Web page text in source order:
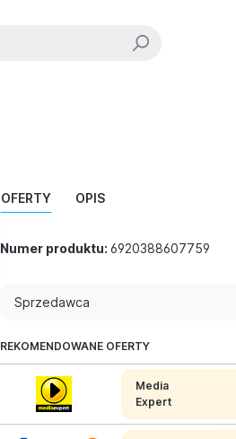
OFERTY OPIS
Numer produktu: 6920388607759
Sprzedawca
REKOMENDOWANE OFERTY
Media
Expert